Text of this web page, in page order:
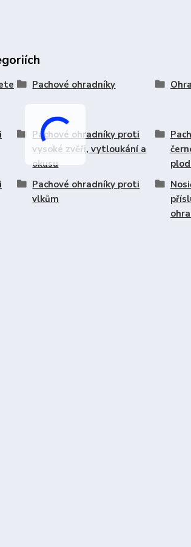
Pachové ohradníky
Pachové ohradníky proti
vysoké zvěři, vytloukání a
okusu
Pachové ohradníky proti
vlkům